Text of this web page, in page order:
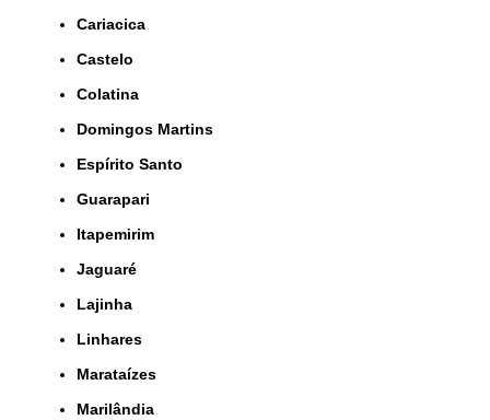
Cariacica
Castelo
Colatina
Domingos Martins
Espírito Santo
Guarapari
Itapemirim
Jaguaré
Lajinha
Linhares
Marataízes
Marilândia